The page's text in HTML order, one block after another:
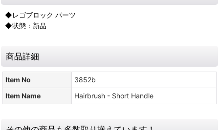
◆レゴブロック パーツ
◆状態：新品
商品詳細
Item No
3852b
Item Name
Hairbrush - Short Handle